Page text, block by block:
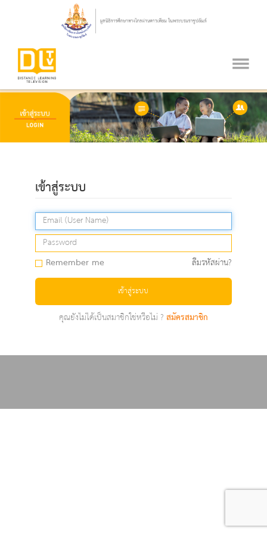
เข้าสู่ระบบ
Remember me ลืมรหัสผ่าน?
เข้าสู่ระบบ
คุณยังไม่ได้เป็นสมาชิกใช่หรือไม่ ?สมัครสมาชิก